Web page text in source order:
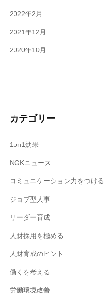
2022年2月
2021年12月
2020年10月
カテゴリー
1on1効果
NGKニュース
コミュニケーション力をつける
ジョブ型人事
リーダー育成
人財採用を極める
人財育成のヒント
働くを考える
労働環境改善